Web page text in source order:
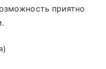
приятно